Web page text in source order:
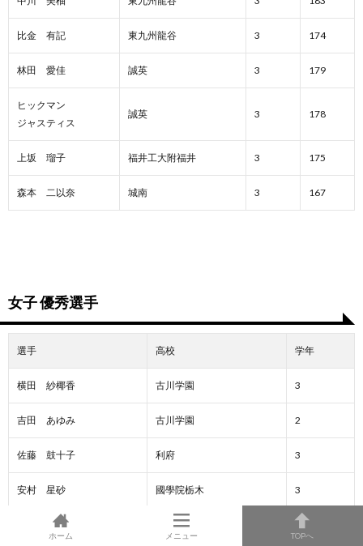
比金 有記 東九州龍谷 3 174
林田 愛佳 誠英 3 179
ヒックマン
ジャスティス
誠英 3 178
上坂 瑠子 福井工大附福井 3 175
森本 二以奈 城南 3 167
女子 優秀選手
選手 高校 学年
横田 紗椰香 古川学園 3
吉田 あゆみ 古川学園 2
佐藤 鼓十子 利府 3
安村 星砂 國學院栃木 3
山中 宏予 細田学園
ホーム メニュー TOPへ